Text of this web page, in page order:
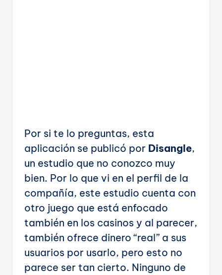
Por si te lo preguntas, esta
aplicación se publicó por Disangle,
un estudio que no conozco muy
bien. Por lo que vi en el perfil de la
compañía, este estudio cuenta con
otro juego que está enfocado
también en los casinos y al parecer,
también ofrece dinero “real” a sus
usuarios por usarlo, pero esto no
parece ser tan cierto. Ninguno de